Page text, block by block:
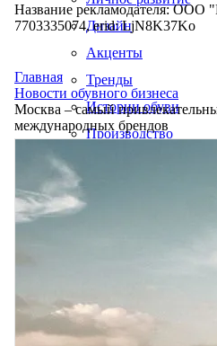
Дизайн
Акценты
Тренды
Истории обуви
Производство
Название рекламодателя: ООО
7703335074, erid: LjN8K37Ko
Главная
Новости обувного бизнеса
Москва – самый
международных брендов